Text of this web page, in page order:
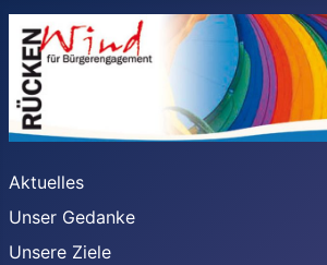
Aktuelles
Unser Gedanke
Unsere Ziele